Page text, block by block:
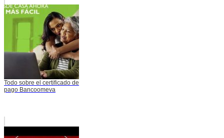
Todo sobre el certificado de
pago Bancoomeva